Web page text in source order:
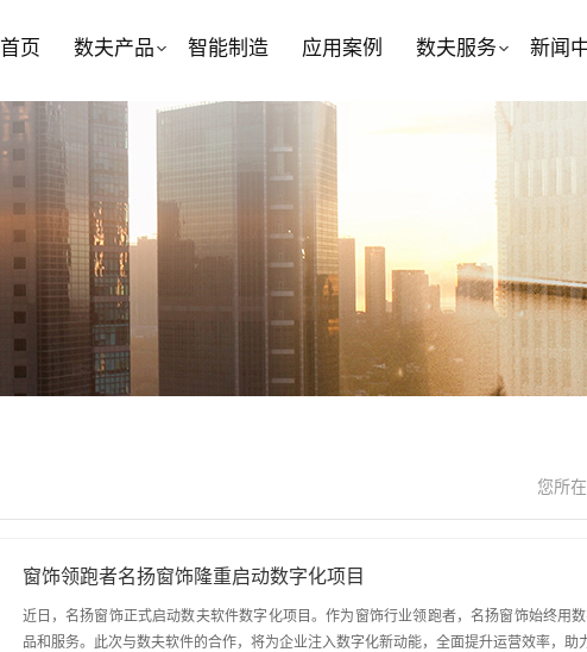
首页 数夫产品 智能制造 应用案例 数夫服务 新闻
您所
窗饰领跑者名扬窗饰隆重启动数字化项目
近日，名扬窗饰正式启动数夫软件数字化项目。作为窗饰行业领跑者，名扬窗饰始终用
品和服务。此次与数夫软件的合作，将为企业注入数字化新动能，全面提升运营效率，助